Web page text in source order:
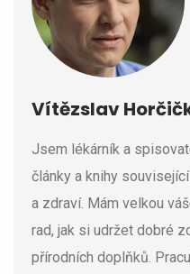
Vítězslav
Jsem lékárník a
články a knihy
a zdraví. Mám velkou
rad, jak si udržet dobré
přírodních doplňků.